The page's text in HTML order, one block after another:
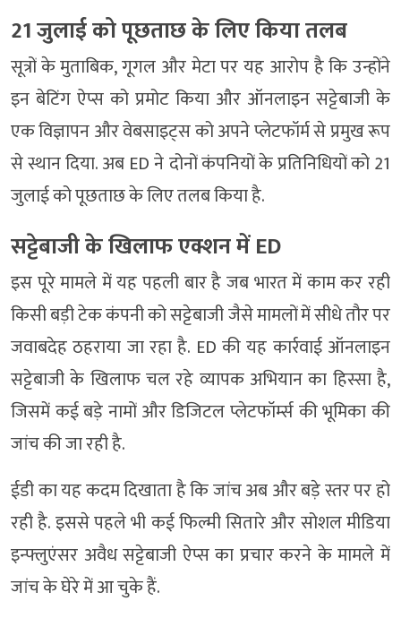
21 जुलाई को पूछताछ के लिए किया तलब
सूत्रों के मुताबिक, गूगल और मेटा पर यह आरोप है कि उन्होंने
इन बेटिंग ऐप्स को प्रमोट किया और ऑनलाइन सट्टेबाजी के
एक विज्ञापन और वेबसाइट्स को अपने प्लेटफॉर्म से प्रमुख रूप
से स्थान दिया. अब ED ने दोनों कंपनियों के प्रतिनिधियों को 21
जुलाई को पूछताछ के लिए तलब किया है.
सट्टेबाजी के खिलाफ एक्शन में ED
इस पूरे मामले में यह पहली बार है जब भारत में काम कर रही
किसी बड़ी टेक कंपनी को सट्टेबाजी जैसे मामलों में सीधे तौर पर
जवाबदेह ठहराया जा रहा है. ED की यह कार्रवाई ऑनलाइन
सट्टेबाजी के खिलाफ चल रहे व्यापक अभियान का हिस्सा है,
जिसमें कई बड़े नामों और डिजिटल प्लेटफॉर्म्स की भूमिका की
जांच की जा रही है.
ईडी का यह कदम दिखाता है कि जांच अब और बड़े स्तर पर हो
रही है. इससे पहले भी कई फिल्मी सितारे और सोशल मीडिया
इन्फ्लुएंसर अवैध सट्टेबाजी ऐप्स का प्रचार करने के मामले में
जांच के घेरे में आ चुके हैं.